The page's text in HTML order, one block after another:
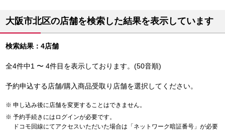
大阪市北区の店舗を検索した結果を表示しています
検索結果：4店舗
全4件中1 〜 4件目を表示しております。(50音順)
予約申込する店舗/購入商品受取り店舗を選択してください。
申し込み後に店舗を変更することはできません。
予約手続きにはログインが必要です。
ドコモ回線にてアクセスいただいた場合は「ネットワーク暗証番号」が必要